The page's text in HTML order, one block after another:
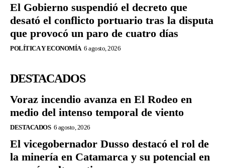
El Gobierno suspendió el decreto que
desató el conflicto portuario tras la disputa
que provocó un paro de cuatro días
POLÍTICA Y ECONOMÍA 6 agosto, 2026
DESTACADOS
Voraz incendio avanza en El Rodeo en
medio del intenso temporal de viento
DESTACADOS 6 agosto, 2026
El vicegobernador Dusso destacó el rol de
la minería en Catamarca y su potencial en